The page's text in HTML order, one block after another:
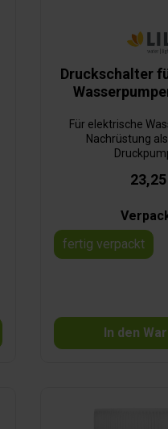
Druckschalter
Für elektrische
Nachrüstung
offen: Strom fließt
fertig verpackt
In den